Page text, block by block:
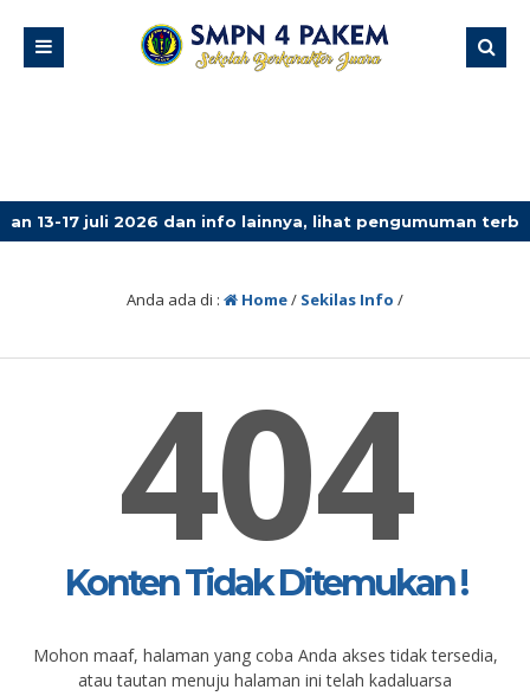
juli 2026 dan info lainnya, lihat pengumuman terbaru!
Anda ada di : Home/ Sekilas Info /
404
Konten Tidak Ditemukan !
Mohon maaf, halaman yang coba Anda akses tidak tersedia,
atau tautan menuju halaman ini telah kadaluarsa